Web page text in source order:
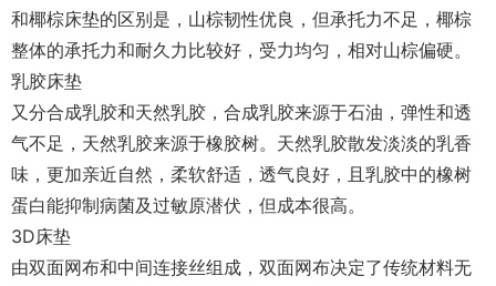
和椰棕床垫的区别是，山棕韧性优良，但承托力不足，椰棕
整体的承托力和耐久力比较好，受力均匀，相对山棕偏硬。
乳胶床垫
又分合成乳胶和天然乳胶，合成乳胶来源于石油，弹性和透
气不足，天然乳胶来源于橡胶树。天然乳胶散发淡淡的乳香
味，更加亲近自然，柔软舒适，透气良好，且乳胶中的橡树
蛋白能抑制病菌及过敏原潜伏，但成本很高。
3D床垫
由双面网布和中间连接丝组成，双面网布决定了传统材料无